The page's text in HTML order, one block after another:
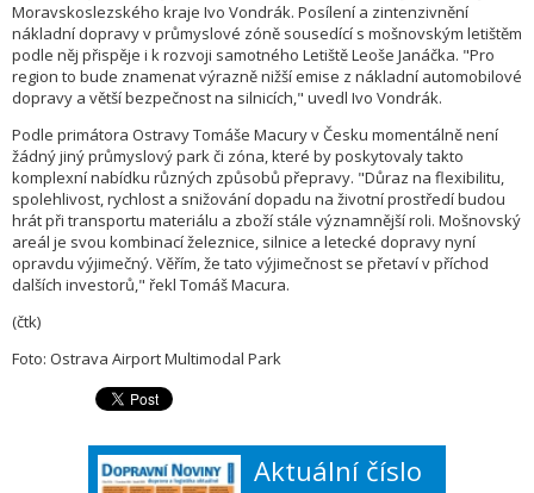
Moravskoslezského kraje Ivo Vondrák. Posílení a zintenzivnění
nákladní dopravy v průmyslové zóně sousedící s mošnovským letištěm
podle něj přispěje i k rozvoji samotného Letiště Leoše Janáčka. "Pro
region to bude znamenat výrazně nižší emise z nákladní automobilové
dopravy a větší bezpečnost na silnicích," uvedl Ivo Vondrák.
Podle primátora Ostravy Tomáše Macury v Česku momentálně není
žádný jiný průmyslový park či zóna, které by poskytovaly takto
komplexní nabídku různých způsobů přepravy. "Důraz na flexibilitu,
spolehlivost, rychlost a snižování dopadu na životní prostředí budou
hrát při transportu materiálu a zboží stále významnější roli. Mošnovský
areál je svou kombinací železnice, silnice a letecké dopravy nyní
opravdu výjimečný. Věřím, že tato výjimečnost se přetaví v příchod
dalších investorů," řekl Tomáš Macura.
(čtk)
Foto: Ostrava Airport Multimodal Park
Aktuální číslo